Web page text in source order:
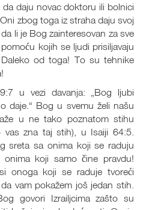
daju novac doktoru ili bolnici
zbog toga iz straha daju svoj
li je Bog zainteresovan za sve
kojih se ljudi prisiljavaju
od toga! To su tehnike
u vezi davanja: „Bog ljubi
daje.“ Bog u svemu želi našu
u ne tako poznatom stihu
vas zna taj stih), u Isaiji 64:5.
sreta sa onima koji se raduju
koji samo čine pravdu!
onoga koji se raduje tvoreći
vam pokažem još jedan stih.
govori Izrailjcima zašto su